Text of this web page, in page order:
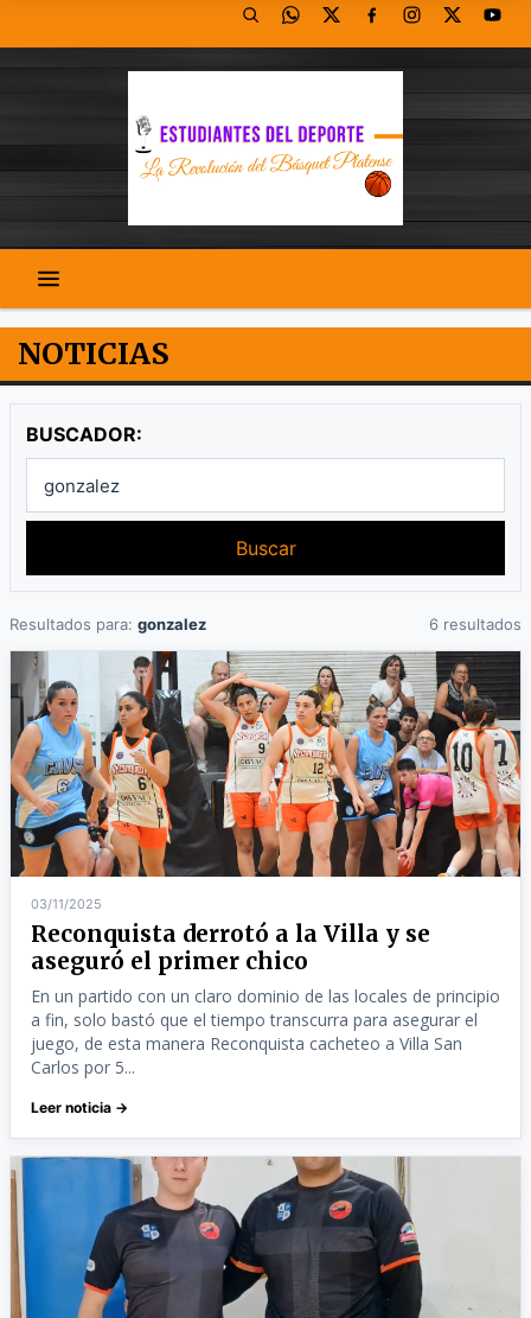
NOTICIAS
BUSCADOR:
Buscar
Resultados para: gonzalez 6 resultados
03/11/2025
Reconquista derrotó a la Villa y se
aseguró el primer chico
En un partido con un claro dominio de las locales de principio
a fin, solo bastó que el tiempo transcurra para asegurar el
juego, de esta manera Reconquista cacheteo a Villa San
Carlos por 5...
Leer noticia →